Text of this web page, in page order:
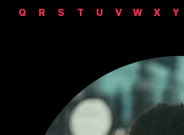
Q
R S T U V W X Y